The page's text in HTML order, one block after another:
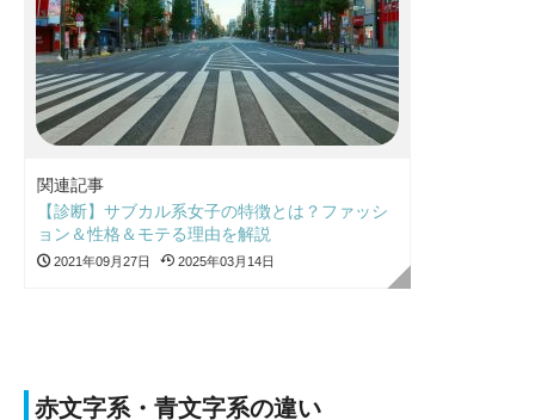
関連記事
【診断】サブカル系女子の特徴とは？ファッシ
ョン＆性格＆モテる理由を解説
2021年09月27日 2025年03月14日
赤文字系・青文字系の違い